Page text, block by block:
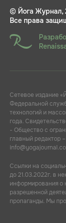
© Йога Журнал,
Все права
Сетевое издание
Федеральной
технологий и
года.
- Общество с
главный редактор
Ссылки на
до 21.03.2022г. в
информирования о
разрешенной
пропаганды. Мы